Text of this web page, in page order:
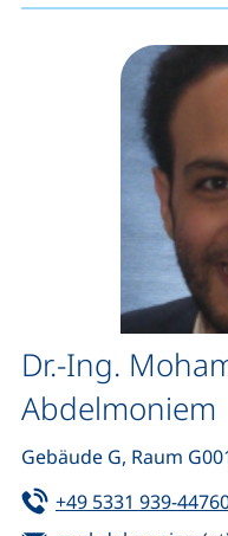
Dr.-Ing.
Abdelmoniem
Gebäude G, Raum
Tel:
+49 5331 939-